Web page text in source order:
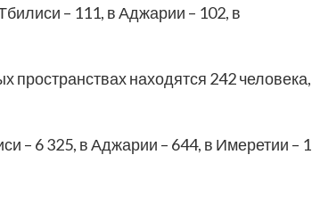
– 111, в Аджарии – 102, в
пространствах находятся 242 человека,
– 6 325, в Аджарии – 644, в Имеретии – 1